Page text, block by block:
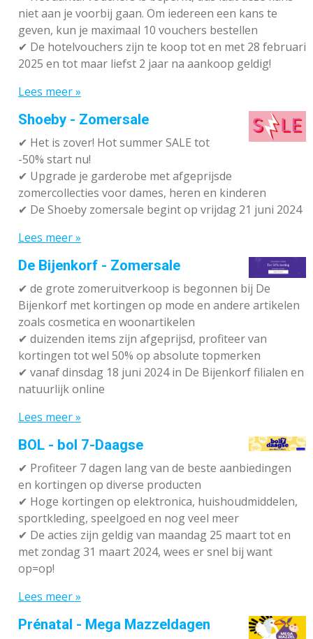
niet aan je voorbij gaan. Om iedereen een kans te
geven, kun je maximaal 10 vouchers bestellen
✔ De hotelvouchers zijn te koop tot en met 28 februari
2025 en tot maar liefst 2 jaar na aankoop geldig!
Lees meer »
Shoeby - Zomersale
✔ Het is zover! Hot summer SALE tot
-50% start nu!
✔ Upgrade je garderobe met afgeprijsde
zomercollecties voor dames, heren en kinderen
✔ De Shoeby zomersale begint op vrijdag 21 juni 2024
Lees meer »
De Bijenkorf - Zomersale
✔ de grote zomeruitverkoop is begonnen bij De
Bijenkorf met kortingen op mode en andere artikelen
zoals cosmetica en woonartikelen
✔ duizenden items zijn afgeprijsd, profiteer van
kortingen tot wel 50% op absolute topmerken
✔ vanaf dinsdag 18 juni 2024 in De Bijenkorf filialen en
natuurlijk online
Lees meer »
BOL - bol 7-Daagse
✔ Profiteer 7 dagen lang van de beste aanbiedingen
en kortingen op diverse producten
✔ Hoge kortingen op elektronica, huishoudmiddelen,
sportkleding, speelgoed en nog veel meer
✔ De acties zijn geldig van maandag 25 maart tot en
met zondag 31 maart 2024, wees er snel bij want
op=op!
Lees meer »
Prénatal - Mega Mazzeldagen